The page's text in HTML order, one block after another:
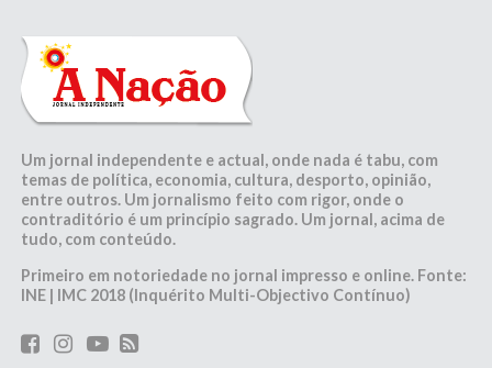
Um jornal independente e actual, onde nada é tabu, com
temas de política, economia, cultura, desporto, opinião,
entre outros. Um jornalismo feito com rigor, onde o
contraditório é um princípio sagrado. Um jornal, acima de
tudo, com conteúdo.
Primeiro em notoriedade no jornal impresso e online. Fonte:
INE | IMC 2018 (Inquérito Multi-Objectivo Contínuo)